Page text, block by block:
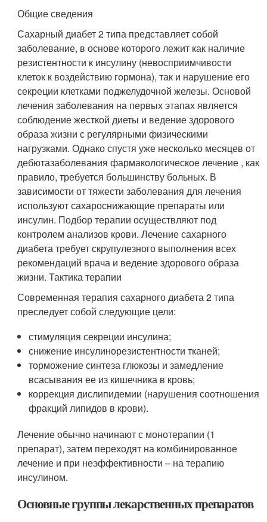
Общие сведения
Сахарный диабет 2 типа представляет собой
заболевание, в основе которого лежит как наличие
резистентности к инсулину (невосприимчивости
клеток к воздействию гормона), так и нарушение его
секреции клетками поджелудочной железы. Основой
лечения заболевания на первых этапах является
соблюдение жесткой диеты и ведение здорового
образа жизни с регулярными физическими
нагрузками. Однако спустя уже несколько месяцев от
дебютазаболевания фармакологическое лечение , как
правило, требуется большинству больных. В
зависимости от тяжести заболевания для лечения
используют сахароснижающие препараты или
инсулин. Подбор терапии осуществляют под
контролем анализов крови. Лечение сахарного
диабета требует скрупулезного выполнения всех
рекомендаций врача и ведение здорового образа
жизни. Тактика терапии
Современная терапия сахарного диабета 2 типа
преследует собой следующие цели:
стимуляция секреции инсулина;
снижение инсулинорезистентности тканей;
торможение синтеза глюкозы и замедление
всасывания ее из кишечника в кровь;
коррекция дислипидемии (нарушения соотношения
фракций липидов в крови).
Лечение обычно начинают с монотерапии (1
препарат), затем переходят на комбинированное
лечение и при неэффективности – на терапию
инсулином.
Основные группы лекарственных препаратов